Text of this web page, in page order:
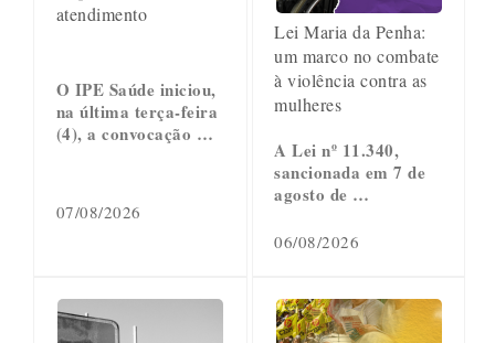
atendimento
O IPE Saúde iniciou,
na última terça-feira
(4), a convocação …
07/08/2026
Lei Maria da Penha:
um marco no combate
à violência contra as
mulheres
A Lei nº 11.340,
sancionada em 7 de
agosto de …
06/08/2026